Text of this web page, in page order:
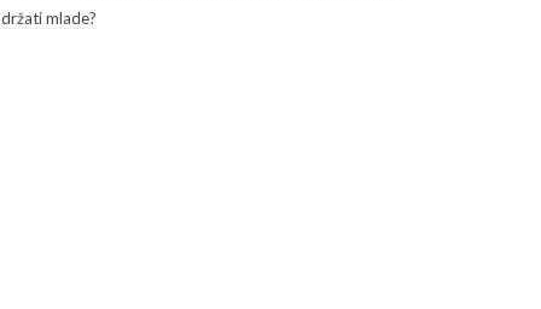
mlade?